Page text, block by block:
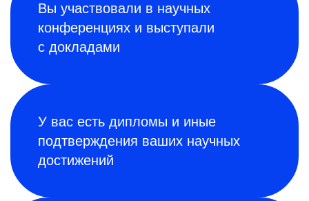
Вы участвовали в научных
конференциях и выступали
с докладами
У вас есть дипломы и иные
подтверждения ваших научных
достижений